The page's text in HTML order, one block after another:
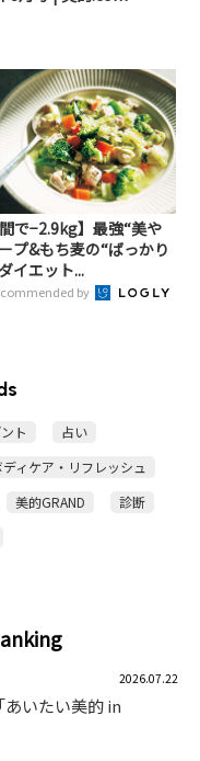
間で−2.9kg】最強“美や
プ&もち麦の“ばっかり
イエット...
by
ト
占い
ィケア・リフレッシュ
美的GRAND
診断
2026.07.22
いたい美的 in